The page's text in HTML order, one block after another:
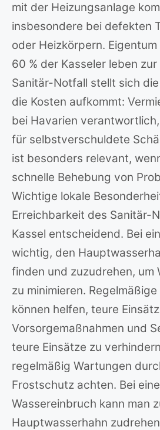
mit der Heizungsanlage
insbesondere bei defekten
oder Heizkörpern.
60 % der Kasseler leben
Sanitär-Notfall stellt sich
die Kosten aufkommt:
bei Havarien
für selbstverschuldete
ist besonders relevant,
schnelle Behebung von
Wichtige lokale
Erreichbarkeit des Sanitär-
Kassel entscheidend. Bei
wichtig, den
finden und zuzudrehen, um
zu minimieren.
können helfen, teure
Vorsorgemaßnahmen und
teure Einsätze zu
regelmäßig Wartungen
Frostschutz achten. Bei
Wassereinbruch kann man
Hauptwasserhahn